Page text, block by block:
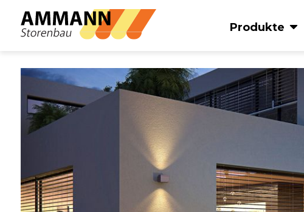
Produkte
Sonnenstoren /
Markisen
Markisen
Fassaden-Markisen